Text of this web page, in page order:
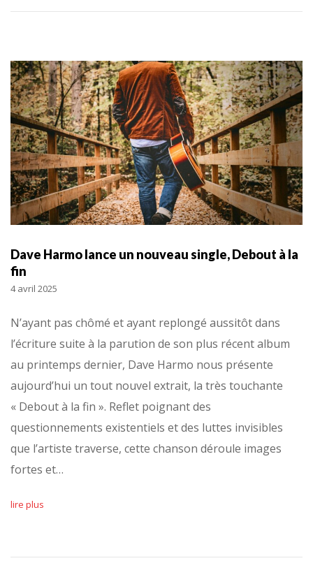
Dave Harmo lance un nouveau single, Debout à la
fin
4 avril 2025
N’ayant pas chômé et ayant replongé aussitôt dans
l’écriture suite à la parution de son plus récent album
au printemps dernier, Dave Harmo nous présente
aujourd’hui un tout nouvel extrait, la très touchante
« Debout à la fin ». Reflet poignant des
questionnements existentiels et des luttes invisibles
que l’artiste traverse, cette chanson déroule images
fortes et…
lire plus